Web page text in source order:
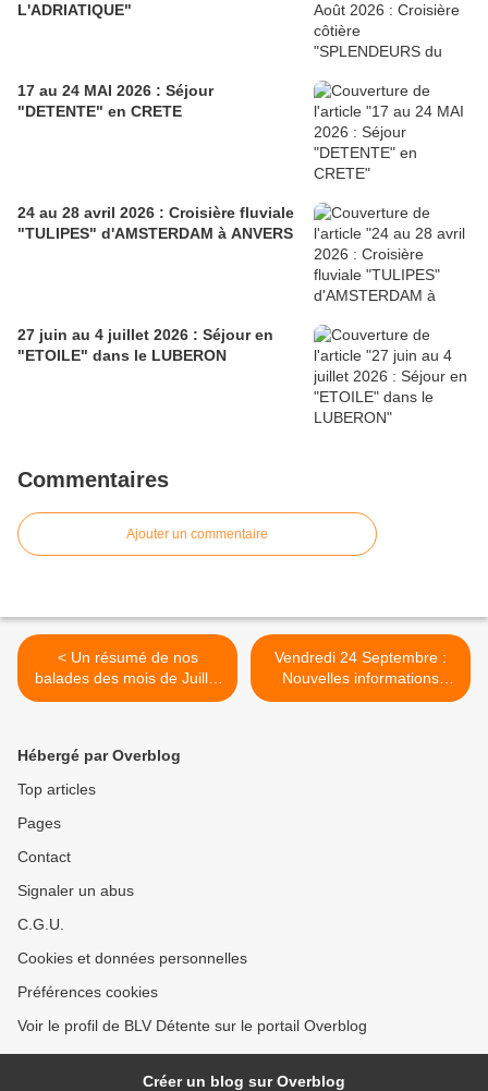
L'ADRIATIQUE"
17 au 24 MAI 2026 : Séjour
"DETENTE" en CRETE
24 au 28 avril 2026 : Croisière fluviale
"TULIPES" d'AMSTERDAM à ANVERS
27 juin au 4 juillet 2026 : Séjour en
"ETOILE" dans le LUBERON
Commentaires
Ajouter un commentaire
< Un résumé de nos
balades des mois de Juillet
et Août 2021
Vendredi 24 Septembre :
Nouvelles informations
concernant le port du
Hébergé par Overblog
Top articles
Pages
Contact
Signaler un abus
C.G.U.
Cookies et données personnelles
Préférences cookies
Voir le profil de BLV Détente sur le portail Overblog
Créer un blog sur Overblog